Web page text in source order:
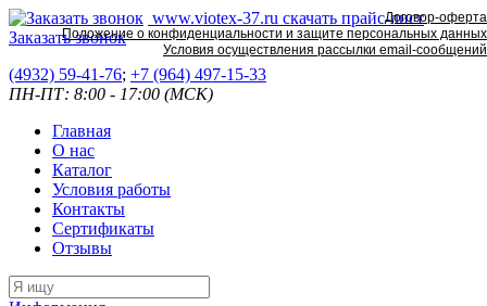
www.viotex-37.ru скачать прайс-лист
Заказать звонок
(4932) 59-41-76; +7 (964) 497-15-33
ПН-ПТ: 8:00 - 17:00 (МСК)
Главная
О нас
Каталог
Условия работы
Контакты
Сертификаты
Отзывы
Договор-оферта
Положение о конфиденциальности и защите персональных данных
Условия осуществления рассылки email-сообщений